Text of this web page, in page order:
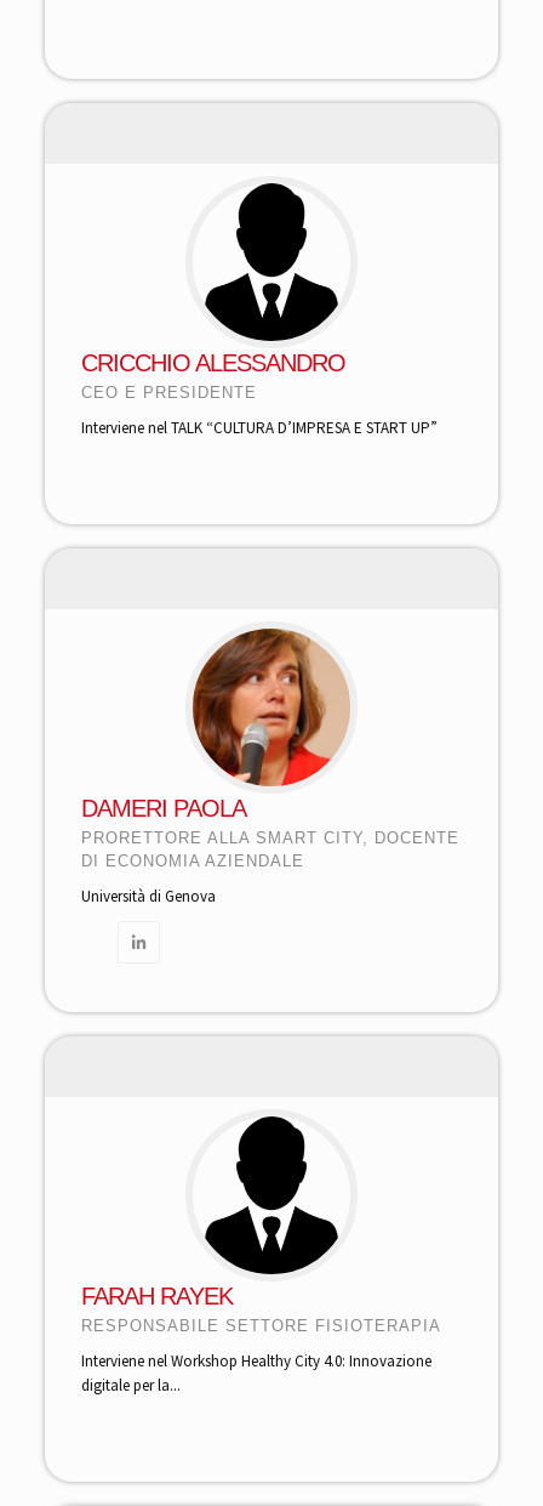
CRICCHIO ALESSANDRO
CEO E PRESIDENTE
Interviene nel TALK “CULTURA D’IMPRESA E START UP”
DAMERI PAOLA
PRORETTORE ALLA SMART CITY, DOCENTE
DI ECONOMIA AZIENDALE
Università di Genova
FARAH RAYEK
RESPONSABILE SETTORE FISIOTERAPIA
Interviene nel Workshop Healthy City 4.0: Innovazione
digitale per la...